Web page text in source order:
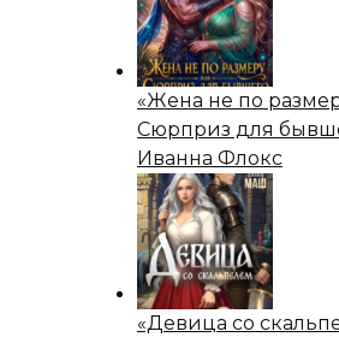
«Жена не по
Сюрприз для
Иванна Флокс
«Девица со